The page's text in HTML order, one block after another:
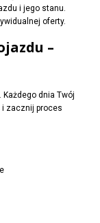
i jego stanu.
oferty.
–
dnia Twój
i zacznij proces